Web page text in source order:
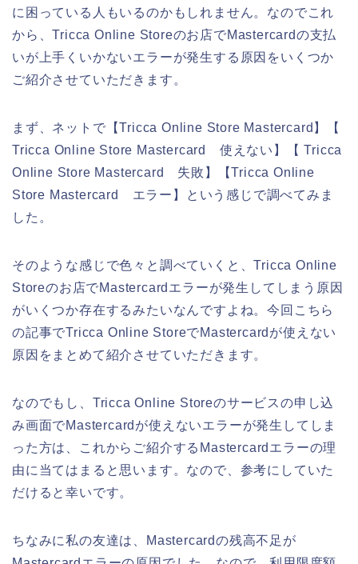
に困っている人もいるのかもしれません。なのでこれ
から、Tricca Online Storeのお店でMastercardの支払
いが上手くいかないエラーが発生する原因をいくつか
ご紹介させていただきます。
まず、ネットで【Tricca Online Store Mastercard】【
Tricca Online Store Mastercard 使えない】【 Tricca
Online Store Mastercard 失敗】【Tricca Online
Store Mastercard エラー】という感じで調べてみま
した。
そのような感じで色々と調べていくと、Tricca Online
Storeのお店でMastercardエラーが発生してしまう原因
がいくつか存在するみたいなんですよね。今回こちら
の記事でTricca Online StoreでMastercardが使えない
原因をまとめて紹介させていただきます。
なのでもし、Tricca Online Storeのサービスの申し込
み画面でMastercardが使えないエラーが発生してしま
った方は、これからご紹介するMastercardエラーの理
由に当てはまると思います。なので、参考にしていた
だけると幸いです。
ちなみに私の友達は、Mastercardの残高不足が